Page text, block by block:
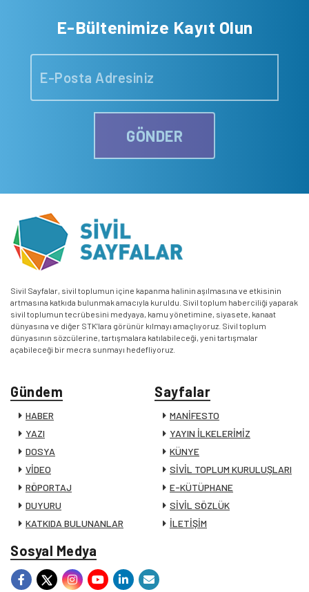
E-Bültenimize Kayıt Olun
GÖNDER
Sivil Sayfalar, sivil toplumun içine kapanma halinin aşılmasına ve etkisinin
artmasına katkıda bulunmak amacıyla kuruldu. Sivil toplum haberciliği yaparak
sivil toplumun tecrübesini medyaya, kamu yönetimine, siyasete, kanaat
dünyasına ve diğer STK’lara görünür kılmayı amaçlıyoruz. Sivil toplum
dünyasının sözcülerine, tartışmalara katılabileceği, yeni tartışmalar
açabileceği bir mecra sunmayı hedefliyoruz.
Gündem
HABER
YAZI
DOSYA
VİDEO
RÖPORTAJ
DUYURU
KATKIDA BULUNANLAR
Sayfalar
MANİFESTO
YAYIN İLKELERİMİZ
KÜNYE
SİVİL TOPLUM KURULUŞLARI
E-KÜTÜPHANE
SİVİL SÖZLÜK
İLETİŞİM
Sosyal Medya